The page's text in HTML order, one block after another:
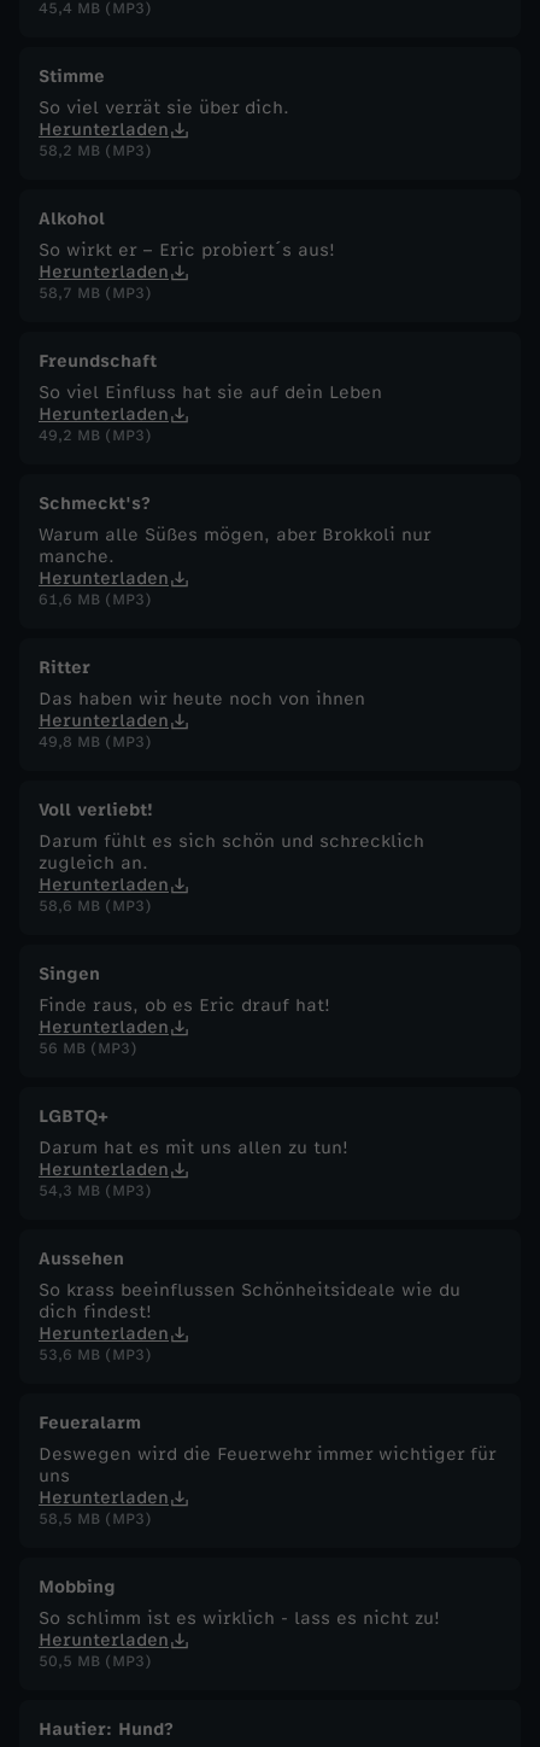
45,4 MB (MP3)
Stimme
So viel verrät sie über dich.
Herunterladen
58,2 MB (MP3)
Alkohol
So wirkt er – Eric probiert´s aus!
Herunterladen
58,7 MB (MP3)
Freundschaft
So viel Einfluss hat sie auf dein Leben
Herunterladen
49,2 MB (MP3)
Schmeckt's?
Warum alle Süßes mögen, aber Brokkoli nur
manche.
Herunterladen
61,6 MB (MP3)
Ritter
Das haben wir heute noch von ihnen
Herunterladen
49,8 MB (MP3)
Voll verliebt!
Darum fühlt es sich schön und schrecklich
zugleich an.
Herunterladen
58,6 MB (MP3)
Singen
Finde raus, ob es Eric drauf hat!
Herunterladen
56 MB (MP3)
LGBTQ+
Darum hat es mit uns allen zu tun!
Herunterladen
54,3 MB (MP3)
Aussehen
So krass beeinflussen Schönheitsideale wie du
dich findest!
Herunterladen
53,6 MB (MP3)
Feueralarm
Deswegen wird die Feuerwehr immer wichtiger für
uns
Herunterladen
58,5 MB (MP3)
Mobbing
So schlimm ist es wirklich - lass es nicht zu!
Herunterladen
50,5 MB (MP3)
Hautier: Hund?